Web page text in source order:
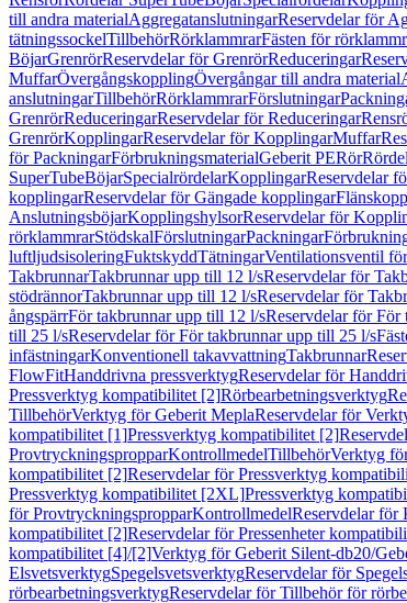
till andra materialAggregatanslutningarReservdelar för
tätningssockelTillbehörRörklammrarFästen för
BöjarGrenrörReservdelar för GrenrörReduceringar
MuffarÖvergångskopplingÖvergångar till andra material
anslutningarTillbehörRörklammrarFörslutningar
GrenrörReduceringarReservdelar för Reduceringar
GrenrörKopplingarReservdelar för KopplingarMuffar
för PackningarFörbrukningsmaterialGeberit PERör
SuperTubeBöjarSpecialrördelarKopplingarReservdelar
kopplingarReservdelar för Gängade kopplingar
AnslutningsböjarKopplingshylsorReservdelar för
rörklammrarStödskalFörslutningarPackningar
luftljudsisoleringFuktskyddTätningarVentilationsventil
TakbrunnarTakbrunnar upp till 12 l/sReservdelar för
stödrännorTakbrunnar upp till 12 l/sReservdelar för
ångspärrFör takbrunnar upp till 12 l/sReservdelar för
till 25 l/sReservdelar för För takbrunnar upp till 25 l/s
infästningarKonventionell takavvattningTakbrunnar
FlowFitHanddrivna pressverktygReservdelar för
Pressverktyg kompatibilitet [2]Rörbearbetningsverktyg
TillbehörVerktyg för Geberit MeplaReservdelar för
kompatibilitet [1]Pressverktyg kompatibilitet [2]
ProvtryckningspropparKontrollmedelTillbehörVerktyg
kompatibilitet [2]Reservdelar för Pressverktyg
Pressverktyg kompatibilitet [2XL]Pressverktyg
för ProvtryckningspropparKontrollmedelReservdelar för
kompatibilitet [2]Reservdelar för Pressenheter
kompatibilitet [4]/[2]Verktyg för Geberit Silent-db20/
ElsvetsverktygSpegelsvetsverktygReservdelar för
rörbearbetningsverktygReservdelar för Tillbehör för